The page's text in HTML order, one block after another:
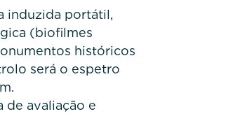
induzida portátil,
(biofilmes
históricos
será o espetro
avaliação e